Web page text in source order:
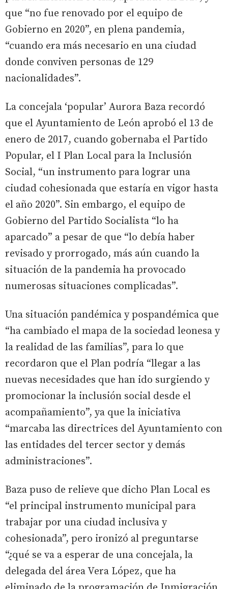
que “no fue renovado por el equipo de
Gobierno en 2020”, en plena pandemia,
“cuando era más necesario en una ciudad
donde conviven personas de 129
nacionalidades”.
La concejala ‘popular’ Aurora Baza recordó
que el Ayuntamiento de León aprobó el 13 de
enero de 2017, cuando gobernaba el Partido
Popular, el I Plan Local para la Inclusión
Social, “un instrumento para lograr una
ciudad cohesionada que estaría en vigor hasta
el año 2020”. Sin embargo, el equipo de
Gobierno del Partido Socialista “lo ha
aparcado” a pesar de que “lo debía haber
revisado y prorrogado, más aún cuando la
situación de la pandemia ha provocado
numerosas situaciones complicadas”.
Una situación pandémica y pospandémica que
“ha cambiado el mapa de la sociedad leonesa y
la realidad de las familias”, para lo que
recordaron que el Plan podría “llegar a las
nuevas necesidades que han ido surgiendo y
promocionar la inclusión social desde el
acompañamiento”, ya que la iniciativa
“marcaba las directrices del Ayuntamiento con
las entidades del tercer sector y demás
administraciones”.
Baza puso de relieve que dicho Plan Local es
“el principal instrumento municipal para
trabajar por una ciudad inclusiva y
cohesionada”, pero ironizó al preguntarse
“¿qué se va a esperar de una concejala, la
delegada del área Vera López, que ha